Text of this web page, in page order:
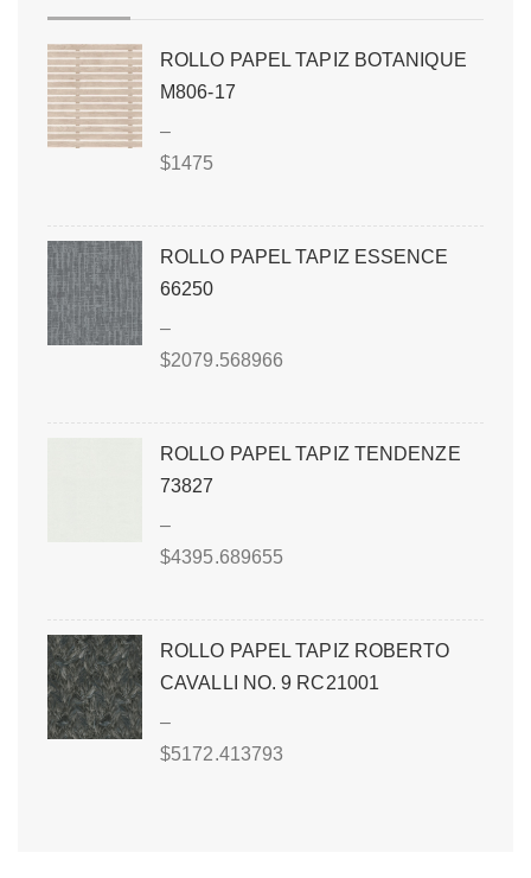
ROLLO PAPEL TAPIZ BOTANIQUE
M806-17
–
$1475
ROLLO PAPEL TAPIZ ESSENCE
66250
–
$2079.568966
ROLLO PAPEL TAPIZ TENDENZE
73827
–
$4395.689655
ROLLO PAPEL TAPIZ ROBERTO
CAVALLI NO. 9 RC21001
–
$5172.413793